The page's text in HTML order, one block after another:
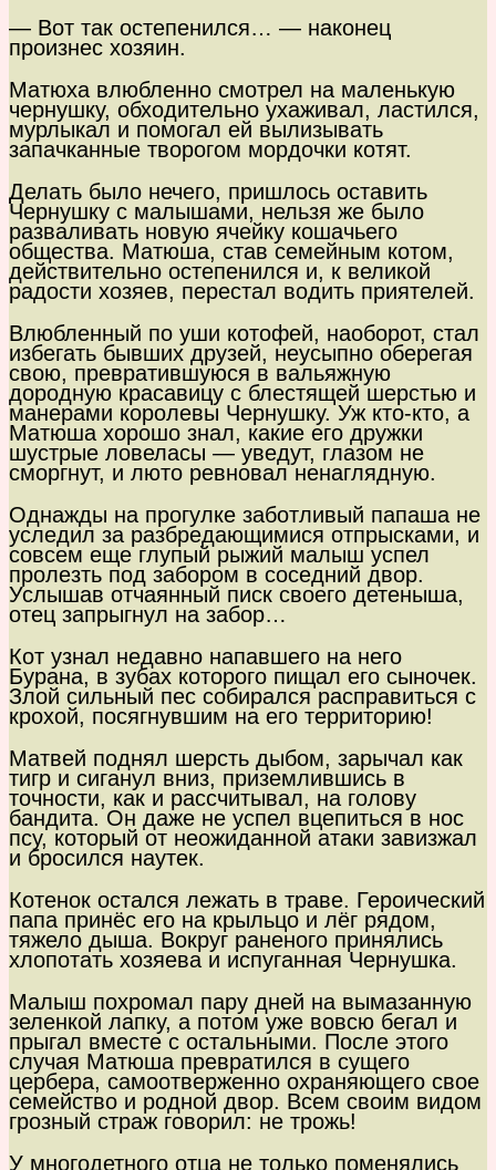
— Вот так остепенился… — наконец
произнес хозяин.
Матюха влюбленно смотрел на маленькую
чернушку, обходительно ухаживал, ластился,
мурлыкал и помогал ей вылизывать
запачканные творогом мордочки котят.
Делать было нечего, пришлось оставить
Чернушку с малышами, нельзя же было
разваливать новую ячейку кошачьего
общества. Матюша, став семейным котом,
действительно остепенился и, к великой
радости хозяев, перестал водить приятелей.
Влюбленный по уши котофей, наоборот, стал
избегать бывших друзей, неусыпно оберегая
свою, превратившуюся в вальяжную
дородную красавицу с блестящей шерстью и
манерами королевы Чернушку. Уж кто-кто, а
Матюша хорошо знал, какие его дружки
шустрые ловеласы — уведут, глазом не
сморгнут, и люто ревновал ненаглядную.
Однажды на прогулке заботливый папаша не
уследил за разбредающимися отпрысками, и
совсем еще глупый рыжий малыш успел
пролезть под забором в соседний двор.
Услышав отчаянный писк своего детеныша,
отец запрыгнул на забор…
Кот узнал недавно напавшего на него
Бурана, в зубах которого пищал его сыночек.
Злой сильный пес собирался расправиться с
крохой, посягнувшим на его территорию!
Матвей поднял шерсть дыбом, зарычал как
тигр и сиганул вниз, приземлившись в
точности, как и рассчитывал, на голову
бандита. Он даже не успел вцепиться в нос
псу, который от неожиданной атаки завизжал
и бросился наутек.
Котенок остался лежать в траве. Героический
папа принёс его на крыльцо и лёг рядом,
тяжело дыша. Вокруг раненого принялись
хлопотать хозяева и испуганная Чернушка.
Малыш похромал пару дней на вымазанную
зеленкой лапку, а потом уже вовсю бегал и
прыгал вместе с остальными. После этого
случая Матюша превратился в сущего
цербера, самоотверженно охраняющего свое
семейство и родной двор. Всем своим видом
грозный страж говорил: не трожь!
У многодетного отца не только поменялись